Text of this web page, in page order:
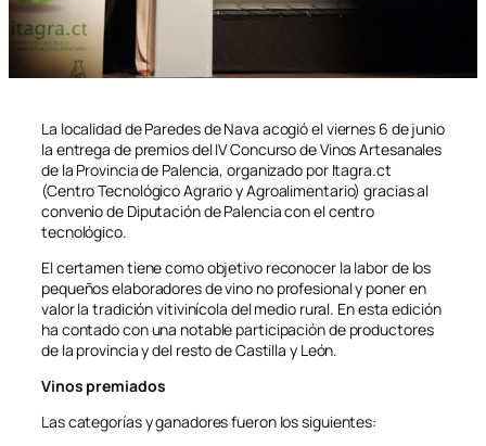
La localidad de Paredes de Nava acogió el viernes 6 de junio
la entrega de premios del IV Concurso de Vinos Artesanales
de la Provincia de Palencia, organizado por Itagra.ct
(Centro Tecnológico Agrario y Agroalimentario) gracias al
convenio de Diputación de Palencia con el centro
tecnológico.
El certamen tiene como objetivo reconocer la labor de los
pequeños elaboradores de vino no profesional y poner en
valor la tradición vitivinícola del medio rural. En esta edición
ha contado con una notable participación de productores
de la provincia y del resto de Castilla y León.
Vinos premiados
Las categorías y ganadores fueron los siguientes: